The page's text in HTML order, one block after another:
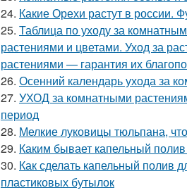
24. Какие Орехи растут в россии.
25. Таблица по уходу за
растениями и цветами. Уход за
растениями — гарантия их
26. Осенний календарь ухода за
27. УХОД за комнатными
период
28. Мелкие луковицы тюльпана,
29. Каким бывает капельный
30. Как сделать капельный полив
пластиковых бутылок